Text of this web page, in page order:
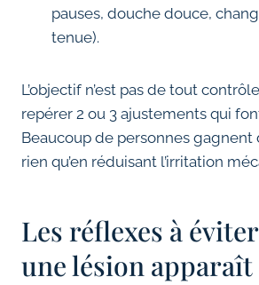
pauses, douche douce,
tenue).
L’objectif n’est pas de tout
repérer 2 ou 3 ajustements qui
Beaucoup de personnes gagnent
rien qu’en réduisant l’irritation
Les réflexes à
une lésion apparaît